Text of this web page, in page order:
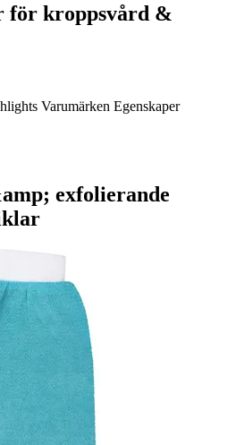
för kroppsvård &
Varumärken Egenskaper
exfolierande